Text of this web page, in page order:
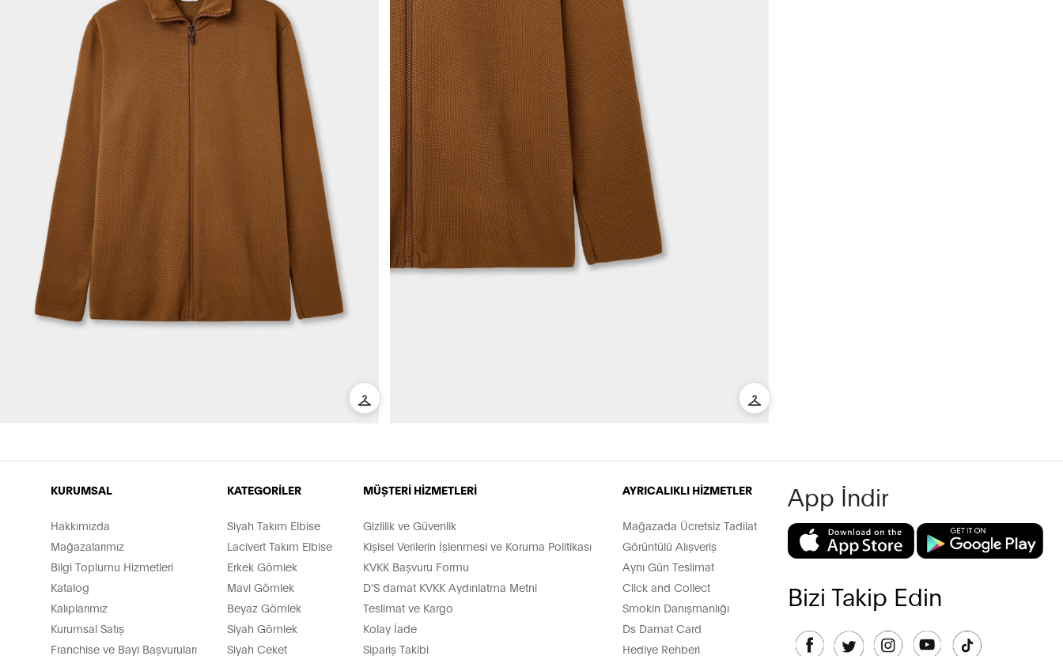
KURUMSAL
Hakkımızda
Mağazalarımız
Bilgi Toplumu Hizmetleri
Katalog
Kalıplarımız
Kurumsal Satış
Franchise ve Bayi Başvuruları
KATEGORİLER
Siyah Takım Elbise
Lacivert Takım Elbise
Erkek Gömlek
Mavi Gömlek
Beyaz Gömlek
Siyah Gömlek
Siyah Ceket
MÜŞTERİ HİZMETLERİ
Gizlilik ve Güvenlik
Kişisel Verilerin İşlenmesi ve Koruma Politikası
KVKK Başvuru Formu
D’S damat KVKK Aydınlatma Metni
Teslimat ve Kargo
Kolay İade
Sipariş Takibi
AYRICALIKLI HİZMETLER
Mağazada Ücretsiz Tadilat
Görüntülü Alışveriş
Aynı Gün Teslimat
Click and Collect
Smokin Danışmanlığı
Ds Damat Card
Hediye Rehberi
App İndir
Bizi Takip Edin